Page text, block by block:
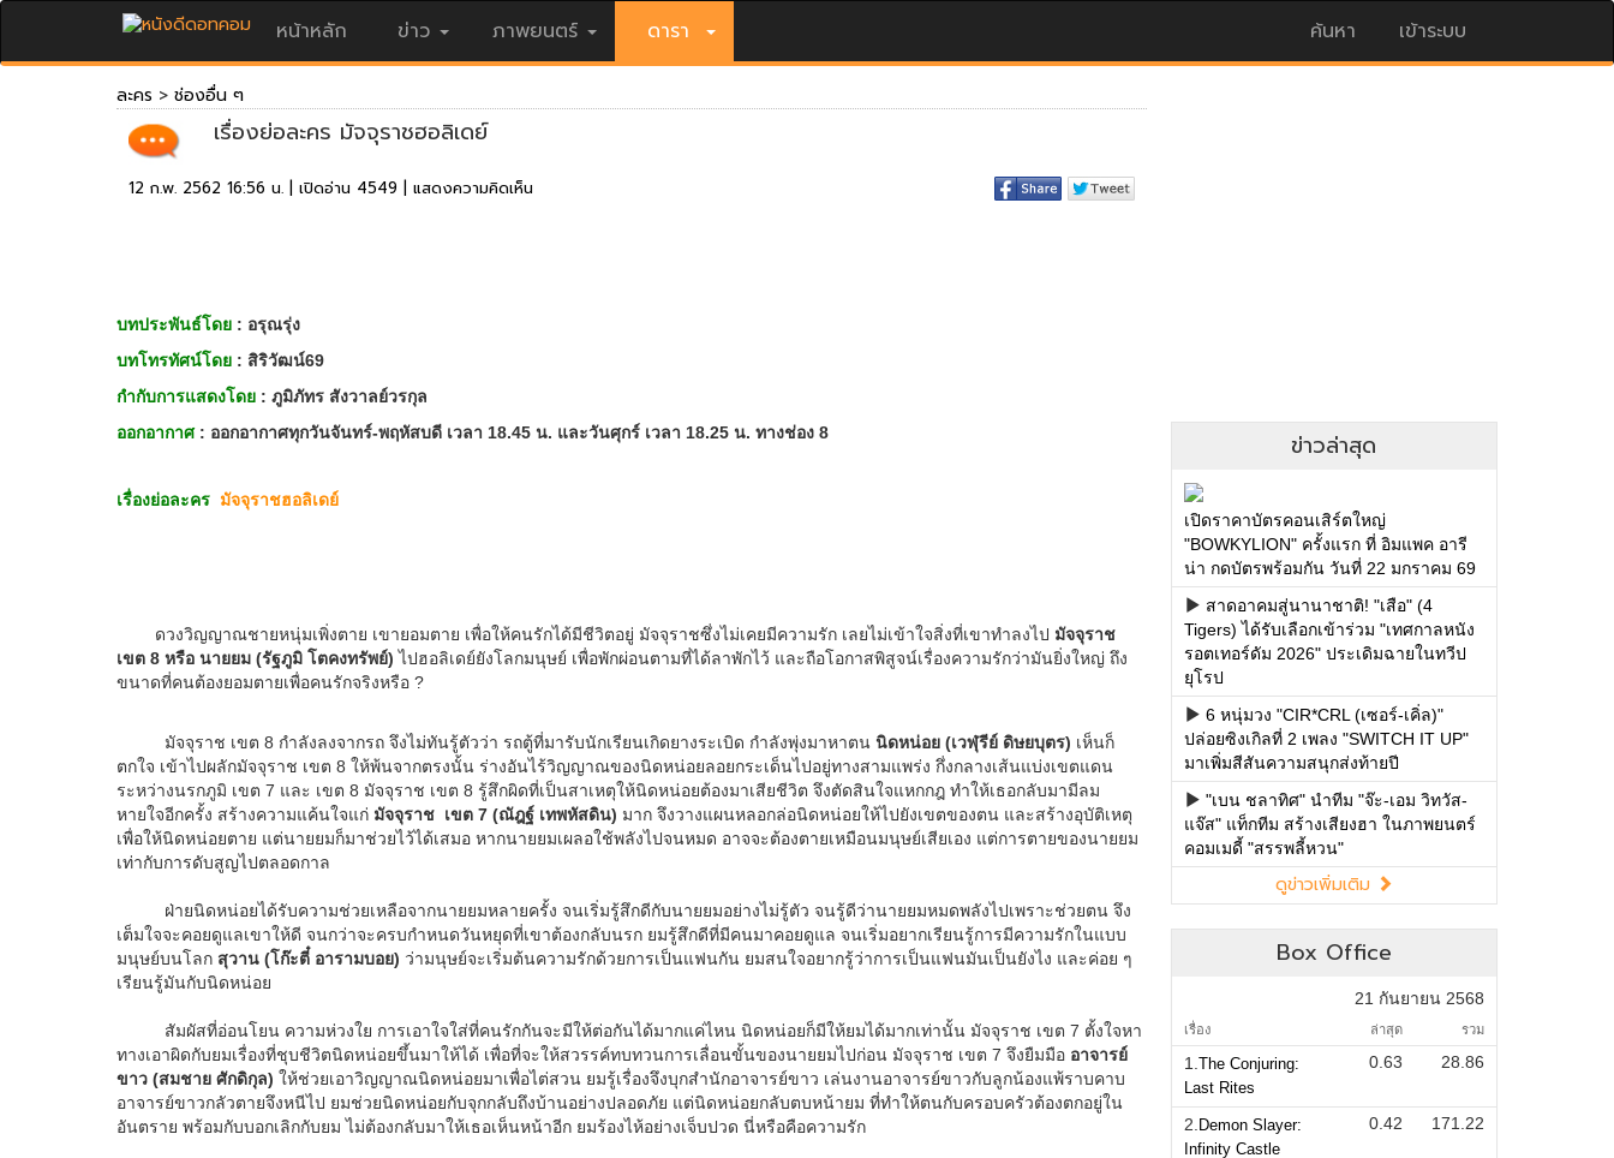
หน้าหลัก ข่าว ภาพยนตร์ ดารา ค้นหา เข้าระบบ
ข่าวล่าสุด
เปิดราคาบัตรคอนเสิร์ตใหญ่
"BOWKYLION" ครั้งแรก ที่ อิมแพค อารี
น่า กดบัตรพร้อมกัน วันที่ 22 มกราคม 69
สาดอาคมสู่นานาชาติ! "เสือ" (4
Tigers) ได้รับเลือกเข้าร่วม "เทศกาลหนัง
รอตเทอร์ดัม 2026" ประเดิมฉายในทวีป
ยุโรป
6 หนุ่มวง "CIR*CRL (เซอร์-เคิ่ล)"
ปล่อยซิงเกิลที่ 2 เพลง "SWITCH IT UP"
มาเพิ่มสีสันความสนุกส่งท้ายปี
"เบน ชลาทิศ" นำทีม "จ๊ะ-เอม วิทวัส-
แจ๊ส" แท็กทีม สร้างเสียงฮา ในภาพยนตร์
คอมเมดี้ "สรรพลี้หวน"
ดูข่าวเพิ่มเติม
Box Office
21 กันยายน 2568
เรื่อง ล่าสุด รวม
1. The Conjuring:
Last Rites
0.63 28.86
2. Demon Slayer:
Infinity Castle
0.42 171.22